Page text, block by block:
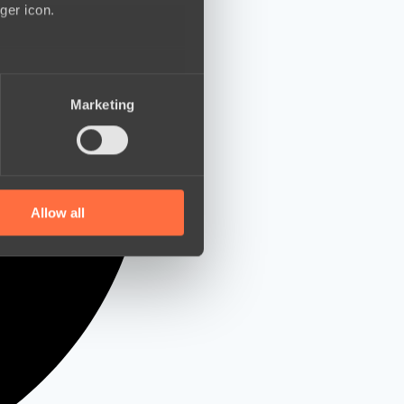
icon.
who may combine it with
Marketing
Allow all